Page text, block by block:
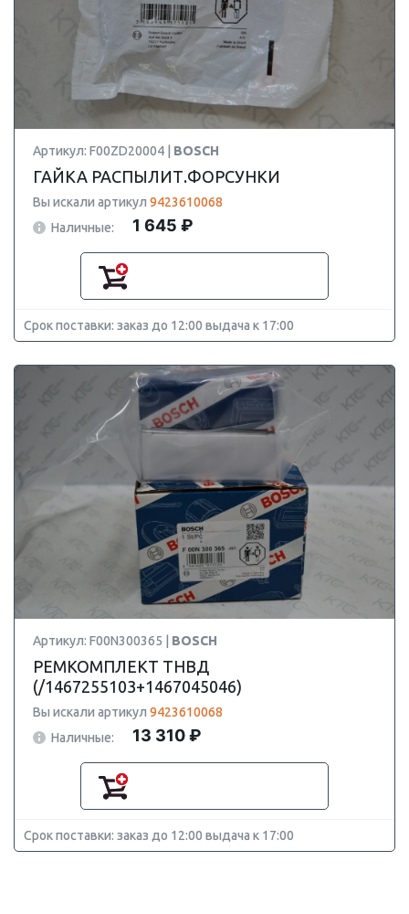
Артикул: F00ZD20004 | BOSCH
ГАЙКА РАСПЫЛИТ.ФОРСУНКИ
Вы искали артикул 9423610068
Наличные:
1 645 ₽
Срок поставки: заказ до 12:00 выдача к 17:00
Артикул: F00N300365 | BOSCH
РЕМКОМПЛЕКТ ТНВД
(/1467255103+1467045046)
Вы искали артикул 9423610068
Наличные:
13 310 ₽
Срок поставки: заказ до 12:00 выдача к 17:00